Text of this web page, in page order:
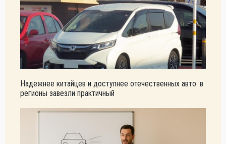
Надежнее китайцев и доступнее отечественных авто: в
регионы завезли практичный